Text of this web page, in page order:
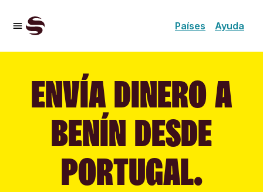
Países Ayuda
ENVÍA DINERO A
BENÍN DESDE
PORTUGAL.